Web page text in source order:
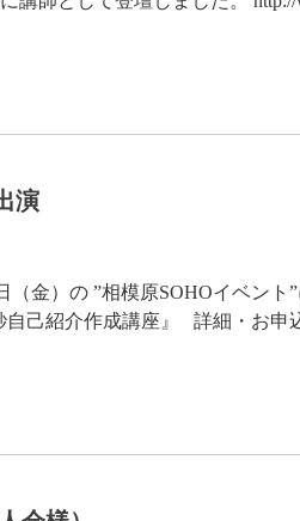
演
（金）の ”相模原SOHOイベン
自己紹介作成講座』 詳細・お